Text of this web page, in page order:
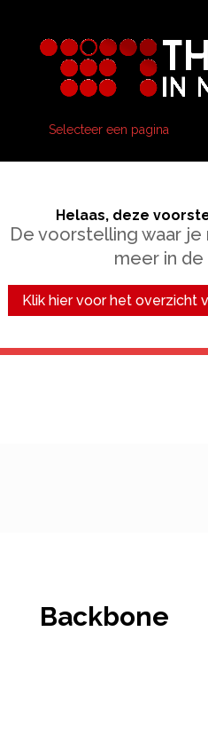
Selecteer een pagina
Helaas, deze
De voorstelling waar
meer in
Klik hier voor het overzicht
Backbone